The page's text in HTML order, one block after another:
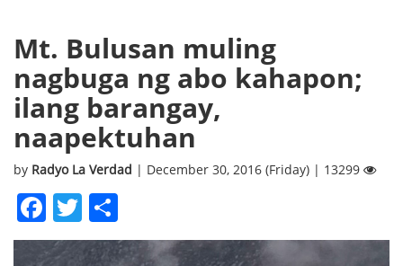
Mt. Bulusan muling
nagbuga ng abo kahapon;
ilang barangay,
naapektuhan
by Radyo La Verdad | December 30, 2016 (Friday) | 13299
Facebook
Twitter